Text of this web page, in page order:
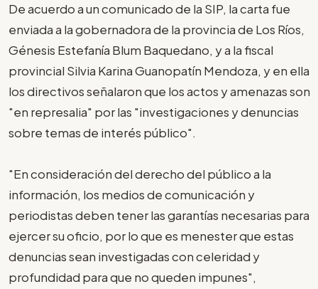
De acuerdo a un comunicado de la SIP, la carta fue
enviada a la gobernadora de la provincia de Los Ríos,
Génesis Estefanía Blum Baquedano, y a la fiscal
provincial Silvia Karina Guanopatín Mendoza, y en ella
los directivos señalaron que los actos y amenazas son
"en represalia" por las "investigaciones y denuncias
sobre temas de interés público".
"En consideración del derecho del público a la
información, los medios de comunicación y
periodistas deben tener las garantías necesarias para
ejercer su oficio, por lo que es menester que estas
denuncias sean investigadas con celeridad y
profundidad para que no queden impunes",